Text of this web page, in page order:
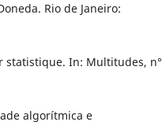
Rio de Janeiro:
statistique. In: Multitudes, n°
algorítmica e